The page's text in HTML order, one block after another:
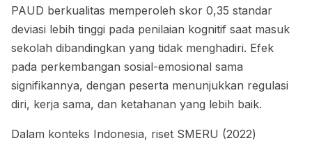
PAUD berkualitas memperoleh skor 0,35 standar
deviasi lebih tinggi pada penilaian kognitif saat masuk
sekolah dibandingkan yang tidak menghadiri. Efek
pada perkembangan sosial-emosional sama
signifikannya, dengan peserta menunjukkan regulasi
diri, kerja sama, dan ketahanan yang lebih baik.
Dalam konteks Indonesia, riset SMERU (2022)